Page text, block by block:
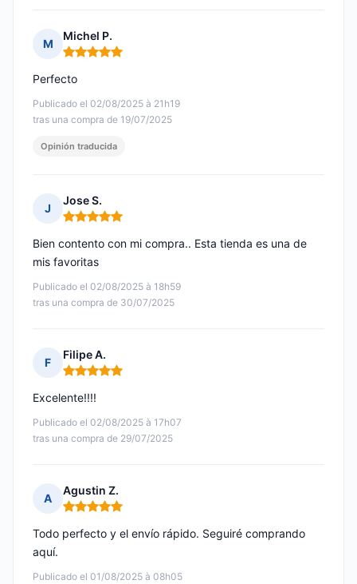
M
Michel P.
Nota: 5 de 5
Publicado el 02/08/2025 à 21h19
tras una compra de 19/07/2025
Perfecto
Opinión traducida
J
Jose S.
Nota: 5 de 5
Publicado el 02/08/2025 à 18h59
tras una compra de 30/07/2025
Bien contento con mi compra.. Esta tienda es una de
mis favoritas
F
Filipe A.
Nota: 5 de 5
Publicado el 02/08/2025 à 17h07
tras una compra de 29/07/2025
Excelente!!!!
A
Agustin Z.
Nota: 5 de 5
Publicado el 01/08/2025 à 08h05
Todo perfecto y el envío rápido. Seguiré comprando
aquí.